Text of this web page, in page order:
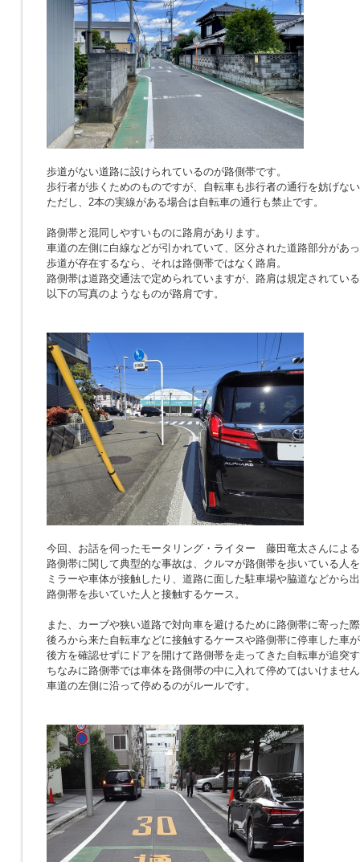
歩道がない道路に設けられているのが路側帯です。
歩行者が歩くためのものですが、自転車も歩行者の通行を妨げな
ただし、2本の実線がある場合は自転車の通行も禁止です。
路側帯と混同しやすいものに路肩があります。
車道の左側に白線などが引かれていて、区分された道路部分があ
歩道が存在するなら、それは路側帯ではなく路肩。
路側帯は道路交通法で定められていますが、路肩は規定されてい
以下の写真のようなものが路肩です。
今回、お話を伺ったモータリング・ライター 藤田竜太さんによ
路側帯に関して典型的な事故は、クルマが路側帯を歩いている人
ミラーや車体が接触したり、道路に面した駐車場や脇道などから
路側帯を歩いていた人と接触するケース。
また、カーブや狭い道路で対向車を避けるために路側帯に寄った
後ろから来た自転車などに接触するケースや路側帯に停車した車
後方を確認せずにドアを開けて路側帯を走ってきた自転車が追突
ちなみに路側帯では車体を路側帯の中に入れて停めてはいけませ
車道の左側に沿って停めるのがルールです。